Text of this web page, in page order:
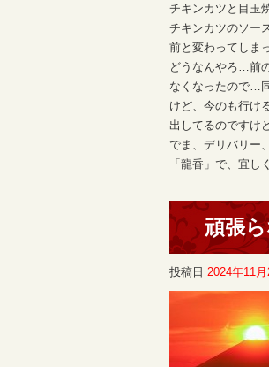
チキンカツと目玉
チキンカツのソー
前と変わってしま
どうなんやろ…前
なくなったので…
けど、今のも行け
出してるのですけ
でま、デリバリー
「龍香」で、宜し
頑張
投稿日 2024年11月